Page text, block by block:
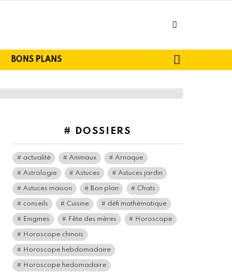
BONS PLANS
# DOSSIERS
actualité Animaux Arnaque
Astrologie Astuces Astuces jardin
Astuces maison Bon plan Chats
conseils Cuisine défi mathématique
Enigmes Fête des mères Horoscope
Horoscope chinois
Horoscope hebdomadaire
Horoscope hedomadaire